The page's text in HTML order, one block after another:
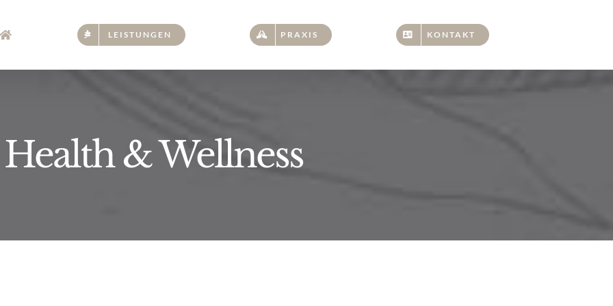
LEISTUNGEN PRAXIS KONTAKT
Health & Wellness